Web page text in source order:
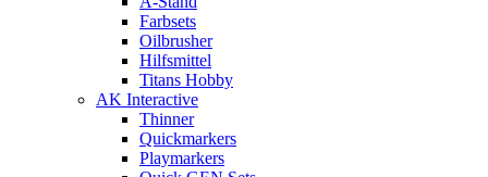
Farbsets
Oilbrusher
Hilfsmittel
Titans Hobby
AK Interactive
Thinner
Quickmarkers
Playmarkers